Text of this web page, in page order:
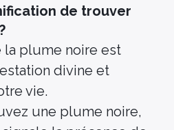
de trouver
la plume noire est
divine et
vie.
une plume noire,